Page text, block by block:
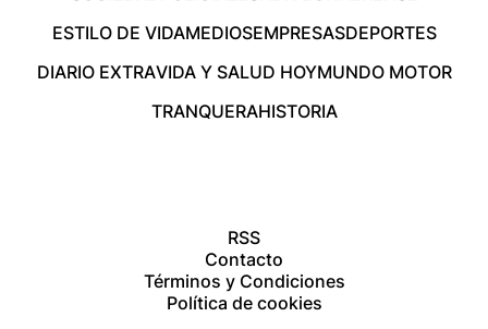
ESTILO DE VIDAMEDIOSEMPRESASDEPORTES
DIARIO EXTRAVIDA Y SALUD HOYMUNDO MOTOR
TRANQUERAHISTORIA
RSS
Contacto
Términos y Condiciones
Política de cookies